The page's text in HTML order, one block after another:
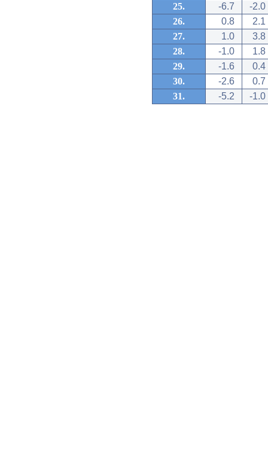
25.
-6.7
-2.0
26.
0.8
2.1
27.
1.0
3.8
28.
-1.0
1.8
29.
-1.6
0.4
30.
-2.6
0.7
31.
-5.2 -1.0